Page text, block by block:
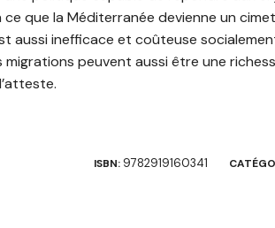
ce que la Méditerranée devienne un
aussi inefficace et coûteuse
peuvent aussi être une
ISBN: 9782919160341